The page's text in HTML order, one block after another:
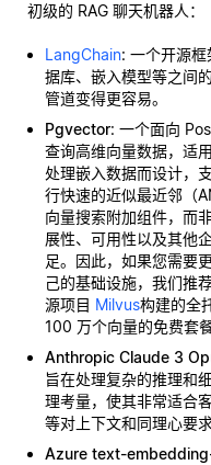
初级的 RAG 聊天机器人：
LangChain: 一个开源
据库、嵌入模型等之间
管道变得更容易。
Pgvector: 一个面向
查询高维向量数据，适
处理嵌入数据而设计，
行快速的近似最近邻（
向量搜索附加组件，而
展性、可用性以及其他
足。因此，如果您需要
己的基础设施，我们推
源项目 Milvus构建的全
100 万个向量的免费套
Anthropic Claude 3
旨在处理复杂的推理和
理考量，使其非常适合
等对上下文和同理心要
Azure text-